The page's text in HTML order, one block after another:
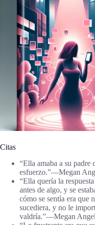
Citas
“Ella amaba a su padre
esfuerzo.”―Megan
“Ella quería la
antes de algo, y se
cómo se sentía era que
sucediera, y no le
valdría.”―Megan